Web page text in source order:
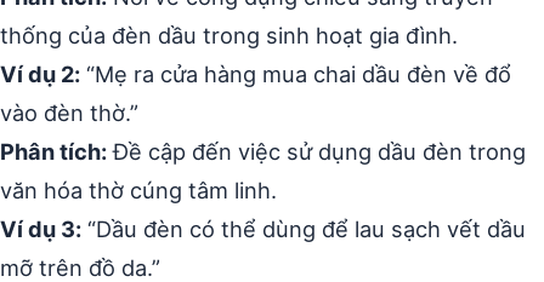
thống của đèn dầu trong sinh hoạt gia đình.
Ví dụ 2: “Mẹ ra cửa hàng mua chai dầu đèn về đổ
vào đèn thờ.”
Phân tích:Đề cập đến việc sử dụng dầu đèn trong
văn hóa thờ cúng tâm linh.
Ví dụ 3: “Dầu đèn có thể dùng để lau sạch vết dầu
mỡ trên đồ da.”